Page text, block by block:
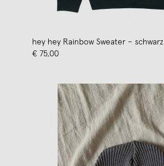
hey hey Rainbow Sweater – schwarz
€ 75,00